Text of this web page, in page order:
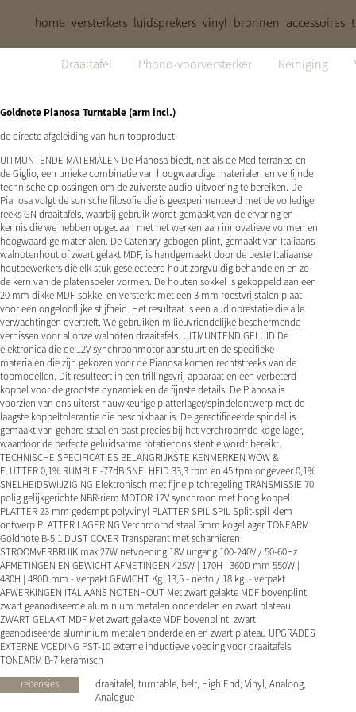
home versterkers luidsprekers vinyl bronnen accessoires
Draaitafel Phono-voorversterker Reiniging
Goldnote Pianosa Turntable (arm incl.)
de directe afgeleiding van hun topproduct
UITMUNTENDE MATERIALEN De Pianosa biedt, net als de Mediterraneo en
de Giglio, een unieke combinatie van hoogwaardige materialen en verfijnde
technische oplossingen om de zuiverste audio-uitvoering te bereiken. De
Pianosa volgt de sonische filosofie die is geexperimenteerd met de volledige
reeks GN draaitafels, waarbij gebruik wordt gemaakt van de ervaring en
kennis die we hebben opgedaan met het werken aan innovatieve vormen en
hoogwaardige materialen. De Catenary gebogen plint, gemaakt van Italiaans
walnotenhout of zwart gelakt MDF, is handgemaakt door de beste Italiaanse
houtbewerkers die elk stuk geselecteerd hout zorgvuldig behandelen en zo
de kern van de platenspeler vormen. De houten sokkel is gekoppeld aan een
20 mm dikke MDF-sokkel en versterkt met een 3 mm roestvrijstalen plaat
voor een ongelooflijke stijfheid. Het resultaat is een audioprestatie die alle
verwachtingen overtreft. We gebruiken milieuvriendelijke beschermende
vernissen voor al onze walnoten draaitafels. UITMUNTEND GELUID De
elektronica die de 12V synchroonmotor aanstuurt en de specifieke
materialen die zijn gekozen voor de Pianosa komen rechtstreeks van de
topmodellen. Dit resulteert in een trillingsvrij apparaat en een verbeterd
koppel voor de grootste dynamiek en de fijnste details. De Pianosa is
voorzien van ons uiterst nauwkeurige platterlager/spindelontwerp met de
laagste koppeltolerantie die beschikbaar is. De gerectificeerde spindel is
gemaakt van gehard staal en past precies bij het verchroomde kogellager,
waardoor de perfecte geluidsarme rotatieconsistentie wordt bereikt.
TECHNISCHE SPECIFICATIES BELANGRIJKSTE KENMERKEN WOW &
FLUTTER 0,1% RUMBLE -77dB SNELHEID 33,3 tpm en 45 tpm ongeveer 0,1%
SNELHEIDSWIJZIGING Elektronisch met fijne pitchregeling TRANSMISSIE 70
polig gelijkgerichte NBR-riem MOTOR 12V synchroon met hoog koppel
PLATTER 23 mm gedempt polyvinyl PLATTER SPIL SPIL Split-spil klem
ontwerp PLATTER LAGERING Verchroomd staal 5mm kogellager TONEARM
Goldnote B-5.1 DUST COVER Transparant met scharnieren
STROOMVERBRUIK max 27W netvoeding 18V uitgang 100-240V / 50-60Hz
AFMETINGEN EN GEWICHT AFMETINGEN 425W | 170H | 360D mm 550W |
480H | 480D mm - verpakt GEWICHT Kg. 13,5 - netto / 18 kg. - verpakt
AFWERKINGEN ITALIAANS NOTENHOUT Met zwart gelakte MDF bovenplint,
zwart geanodiseerde aluminium metalen onderdelen en zwart plateau
ZWART GELAKT MDF Met zwart gelakte MDF bovenplint, zwart
geanodiseerde aluminium metalen onderdelen en zwart plateau UPGRADES
EXTERNE VOEDING PST-10 externe inductieve voeding voor draaitafels
TONEARM B-7 keramisch
recensies
draaitafel, turntable, belt, High End, Vinyl, Analoog,
Analogue